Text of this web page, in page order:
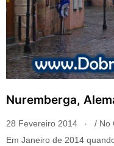
Nuremberga,
28 Fevereiro 2014
No
Em Janeiro de 2014